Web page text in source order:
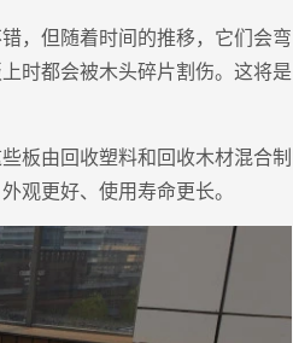
，但随着时间的推移，它们会弯
时都会被木头碎片割伤。这将是
板由回收塑料和回收木材混合制
观更好、使用寿命更长。